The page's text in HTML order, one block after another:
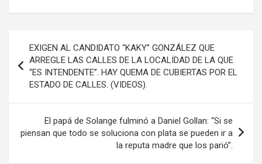
de
entradas
EXIGEN AL CANDIDATO “KAKY” GONZÁLEZ QUE
ARREGLE LAS CALLES DE LA LOCALIDAD DE LA QUE
“ES INTENDENTE”. HAY QUEMA DE CUBIERTAS POR EL
ESTADO DE CALLES. (VIDEOS).
El papá de Solange fulminó a Daniel Gollan: “Si se
piensan que todo se soluciona con plata se pueden ir a
la reputa madre que los parió”.